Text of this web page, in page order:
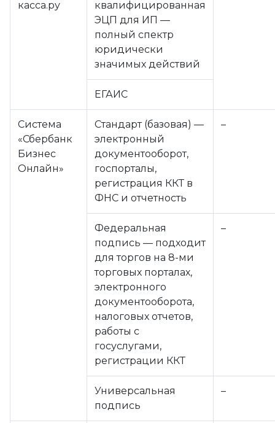
касса.ру
квалифицированная
ЭЦП для ИП —
полный спектр
юридически
значимых действий
ЕГАИС
Система
«Сбербанк
Бизнес
Онлайн»
Стандарт (базовая) —
электронный
документооборот,
госпорталы,
регистрация ККТ в
ФНС и отчетность
–
Федеральная
подпись — подходит
для торгов на 8-ми
торговых порталах,
электронного
документооборота,
налоговых отчетов,
работы с
госуслугами,
регистрации ККТ
–
Универсальная
подпись
–